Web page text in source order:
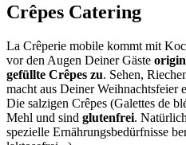
Crêpes Catering
La Crêperie mobile kommt mit
vor den Augen Deiner Gäste
gefüllte Crêpes zu. Sehen,
macht aus Deiner Weihnachtsfeier
Die salzigen Crêpes (Galettes de
Mehl und sind glutenfrei.
spezielle Ernährungsbedürfnisse